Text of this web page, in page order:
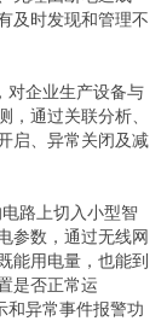
及时发现和管理不
企业生产设备与
，通过关联分析、
启、异常关闭及减
路上切入小型智
参数，通过无线网
能用电量，也能到
是否正常运
和异常事件报警功